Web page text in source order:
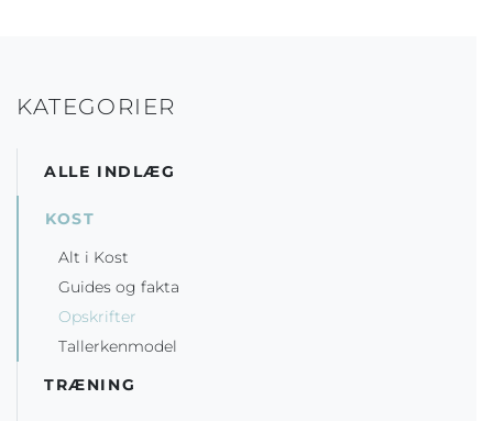
KATEGORIER
ALLE INDLÆG
KOST
Alt i Kost
Guides og fakta
Opskrifter
Tallerkenmodel
TRÆNING